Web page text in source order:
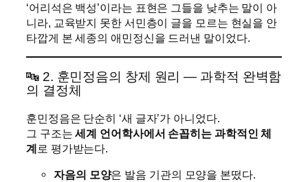
‘어리석은 백성’이라는 표현은 그들을 낮추는 말이 아
니라, 교육받지 못한 서민층이 글을 모르는 현실을 안
타깝게 본 세종의 애민정신을 드러낸 말이었다.
🔤 2. 훈민정음의 창제 원리 — 과학적 완벽함
의 결정체
훈민정음은 단순히 ‘새 글자’가 아니었다.
그 구조는세계 언어학사에서 손꼽히는 과학적인 체
계 로 평가받는다.
자음의 모양은 발음 기관의 모양을 본떴다.